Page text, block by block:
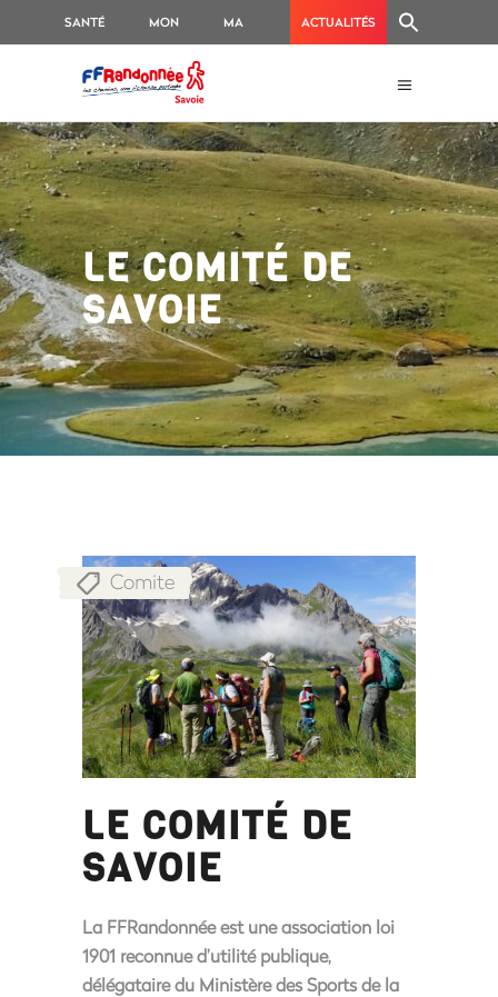
SANTÉ MON
GR
MA ACTUALITÉS
LE COMITÉ DE
SAVOIE
Comite
LE COMITÉ DE
SAVOIE
La FFRandonnée est une association loi
1901 reconnue d’utilité publique,
délégataire du Ministère des Sports de la